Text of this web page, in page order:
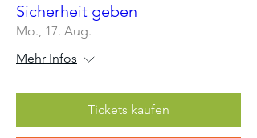
Sicherheit geben
Mo., 17. Aug.
Mehr Infos
Tickets kaufen